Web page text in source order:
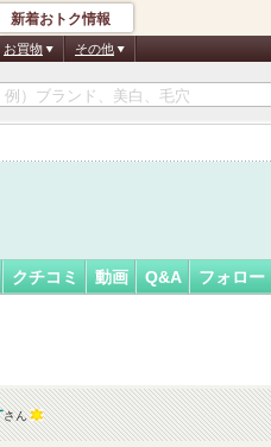
新着おトク情報
お買物 その他
すさん
クチコミ 動画 Q&A フォロー
さん